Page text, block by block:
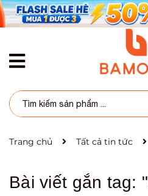
Trang chủ Tất cả tin tức
Bài viết gắn tag: "